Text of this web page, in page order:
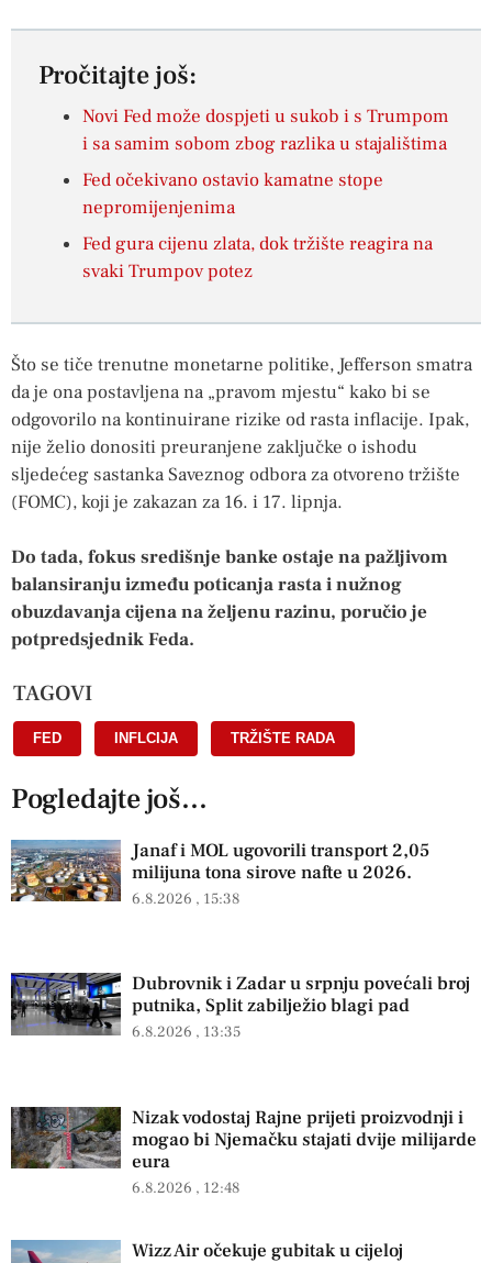
Pročitajte još:
Novi Fed može dospjeti u sukob i s Trumpom
i sa samim sobom zbog razlika u stajalištima
Fed očekivano ostavio kamatne stope
nepromijenjenima
Fed gura cijenu zlata, dok tržište reagira na
svaki Trumpov potez
Što se tiče trenutne monetarne politike, Jefferson smatra
da je ona postavljena na „pravom mjestu“ kako bi se
odgovorilo na kontinuirane rizike od rasta inflacije. Ipak,
nije želio donositi preuranjene zaključke o ishodu
sljedećeg sastanka Saveznog odbora za otvoreno tržište
(FOMC), koji je zakazan za 16. i 17. lipnja.
Do tada, fokus središnje banke ostaje na pažljivom
balansiranju između poticanja rasta i nužnog
obuzdavanja cijena na željenu razinu, poručio je
potpredsjednik Feda.
TAGOVI
FED INFLCIJA TRŽIŠTE RADA
Pogledajte još...
Janaf i MOL ugovorili transport 2,05
milijuna tona sirove nafte u 2026.
6.8.2026 15:38
Dubrovnik i Zadar u srpnju povećali broj
putnika, Split zabilježio blagi pad
6.8.2026 13:35
Nizak vodostaj Rajne prijeti proizvodnji i
mogao bi Njemačku stajati dvije milijarde
eura
6.8.2026 12:48
Wizz Air očekuje gubitak u cijeloj